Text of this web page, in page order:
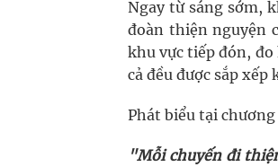
Ngay từ sáng sớm,
đoàn thiện nguyện
khu vực tiếp đón,
cả đều được sắp
Phát biểu tại
"Mỗi chuyến đi